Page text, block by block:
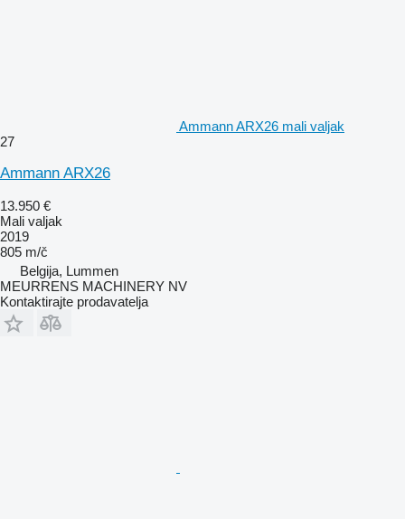
Ammann ARX26 mali valjak
27
Ammann ARX26
13.950 €
Mali valjak
2019
805 m/č
Belgija, Lummen
MEURRENS MACHINERY NV
Kontaktirajte prodavatelja